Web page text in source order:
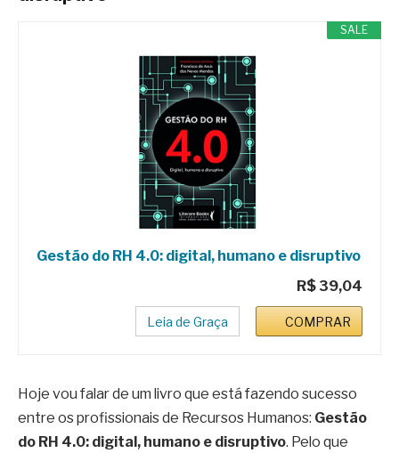
SALE
Gestão do RH 4.0: digital, humano e disruptivo
R$ 39,04
Leia de Graça COMPRAR
Hoje vou falar de um livro que está fazendo sucesso
entre os profissionais de Recursos Humanos: Gestão
do RH 4.0: digital, humano e disruptivo. Pelo que